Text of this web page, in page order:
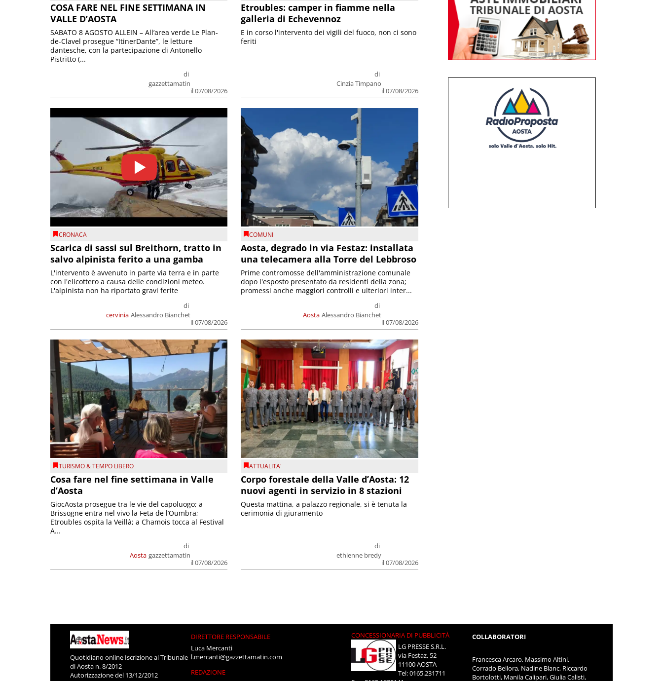
COSA FARE NEL FINE SETTIMANA IN
VALLE D’AOSTA
di
gazzettamatin
il 07/08/2026
SABATO 8 AGOSTO ALLEIN – All’area verde Le Plan-
de-Clavel prosegue “ItinerDante”, le letture
dantesche, con la partecipazione di Antonello
Pistritto (...
Etroubles: camper in fiamme nella
galleria di Echevennoz
di
Cinzia Timpano
il 07/08/2026
E in corso l'intervento dei vigili del fuoco, non ci sono
feriti
CRONACA
Scarica di sassi sul Breithorn, tratto in
salvo alpinista ferito a una gamba
cervinia
di
Alessandro Bianchet
il 07/08/2026
L'intervento è avvenuto in parte via terra e in parte
con l'elicottero a causa delle condizioni meteo.
L'alpinista non ha riportato gravi ferite
COMUNI
Aosta, degrado in via Festaz: installata
una telecamera alla Torre del Lebbroso
Aosta
di
Alessandro Bianchet
il 07/08/2026
Prime contromosse dell'amministrazione comunale
dopo l'esposto presentato da residenti della zona;
promessi anche maggiori controlli e ulteriori inter...
TURISMO & TEMPO LIBERO
Cosa fare nel fine settimana in Valle
d’Aosta
Aosta
di
gazzettamatin
il 07/08/2026
GiocAosta prosegue tra le vie del capoluogo; a
Brissogne entra nel vivo la Feta de l’Oumbra;
Etroubles ospita la Veillà; a Chamois tocca al Festival
A...
ATTUALITA'
Corpo forestale della Valle d’Aosta: 12
nuovi agenti in servizio in 8 stazioni
di
ethienne bredy
il 07/08/2026
Questa mattina, a palazzo regionale, si è tenuta la
cerimonia di giuramento
Quotidiano online Iscrizione al Tribunale
di Aosta n. 8/2012
Autorizzazione del 13/12/2012
DIRETTORE RESPONSABILE
Luca Mercanti
l.mercanti@gazzettamatin.com
REDAZIONE
CONCESSIONARIA DI PUBBLICITÀ
LG PRESSE S.R.L.
via Festaz, 52
11100 AOSTA
Tel: 0165.231711
COLLABORATORI
Francesca Arcaro, Massimo Altini,
Corrado Bellora, Nadine Blanc, Riccardo
Bortolotti, Manila Calipari, Giulia Calisti,